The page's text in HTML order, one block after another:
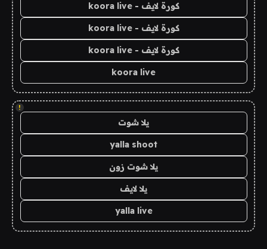
كورة لايف - koora live
كورة لايف - koora live
كورة لايف - koora live
koora live
!
يلا شوت
yalla shoot
يلا شوت زون
يلا لايف
yalla live